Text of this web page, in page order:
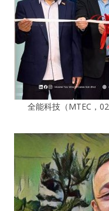
全能科技（MTEC，